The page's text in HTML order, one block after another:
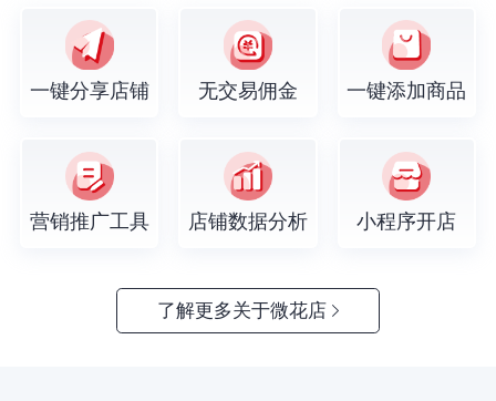
一键分享店铺 无交易佣金 一键添加商品
营销推广工具 店铺数据分析 小程序开店
了解更多关于微花店